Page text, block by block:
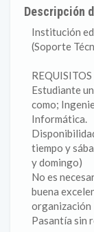
Descripción
Institución
(Soporte
REQUISITOS
Estudiante
como;
Informática.
tiempo y
y domingo)
No es
buena
organización
Pasantía sin